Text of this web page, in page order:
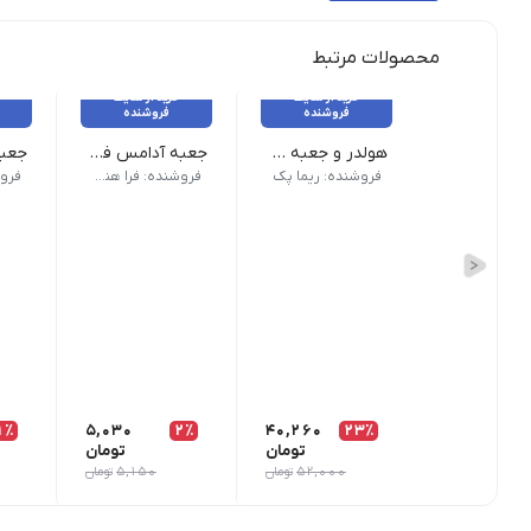
محصولات مرتبط
خرید از سایت
فروشنده
هولدر و جعبه دوتایی لیوان بسته 200 عددی - عرض ۱۰ - طول ۱۷/۵ - ارتفاع ۲۰
فروشنده: ریما پک
23٪
40,260
تومان
52,000 تومان
خرید از سایت
فروشنده
جعبه آدامس فلیپ تاپ و شیکر تاپ chewing gum box
فروشنده: فرا هنر نوین
2٪
5,030
تومان
5,150 تومان